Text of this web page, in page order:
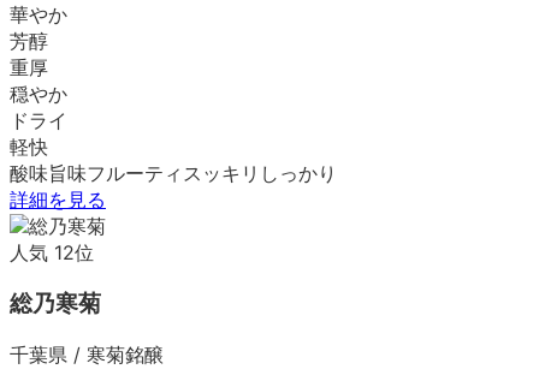
華やか
芳醇
重厚
穏やか
ドライ
軽快
酸味旨味フルーティ スッキリ しっかり
詳細を見る
人気 12位
総乃寒菊
千葉県 / 寒菊銘醸